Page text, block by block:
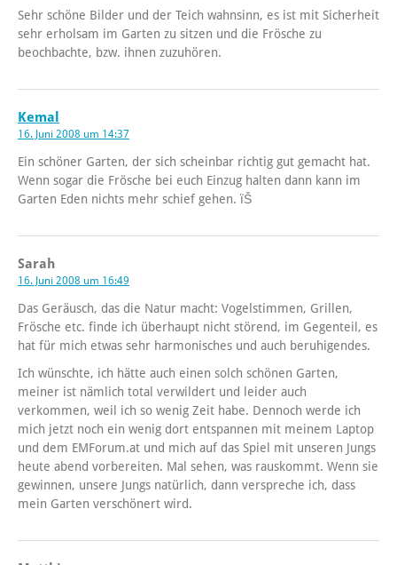
Sehr schöne Bilder und der Teich wahnsinn, es ist mit Sicherheit
sehr erholsam im Garten zu sitzen und die Frösche zu
beochbachte, bzw. ihnen zuzuhören.
Kemal
16. Juni 2008 um 14:37
Ein schöner Garten, der sich scheinbar richtig gut gemacht hat.
Wenn sogar die Frösche bei euch Einzug halten dann kann im
Garten Eden nichts mehr schief gehen. ïŠ
Sarah
16. Juni 2008 um 16:49
Das Geräusch, das die Natur macht: Vogelstimmen, Grillen,
Frösche etc. finde ich überhaupt nicht störend, im Gegenteil, es
hat für mich etwas sehr harmonisches und auch beruhigendes.
Ich wünschte, ich hätte auch einen solch schönen Garten,
meiner ist nämlich total verwildert und leider auch
verkommen, weil ich so wenig Zeit habe. Dennoch werde ich
mich jetzt noch ein wenig dort entspannen mit meinem Laptop
und dem EMForum.at und mich auf das Spiel mit unseren Jungs
heute abend vorbereiten. Mal sehen, was rauskommt. Wenn sie
gewinnen, unsere Jungs natürlich, dann verspreche ich, dass
mein Garten verschönert wird.